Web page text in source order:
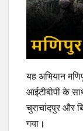
यह अभियान
आईटीबीपी के
चुराचांदपुर और
गया।